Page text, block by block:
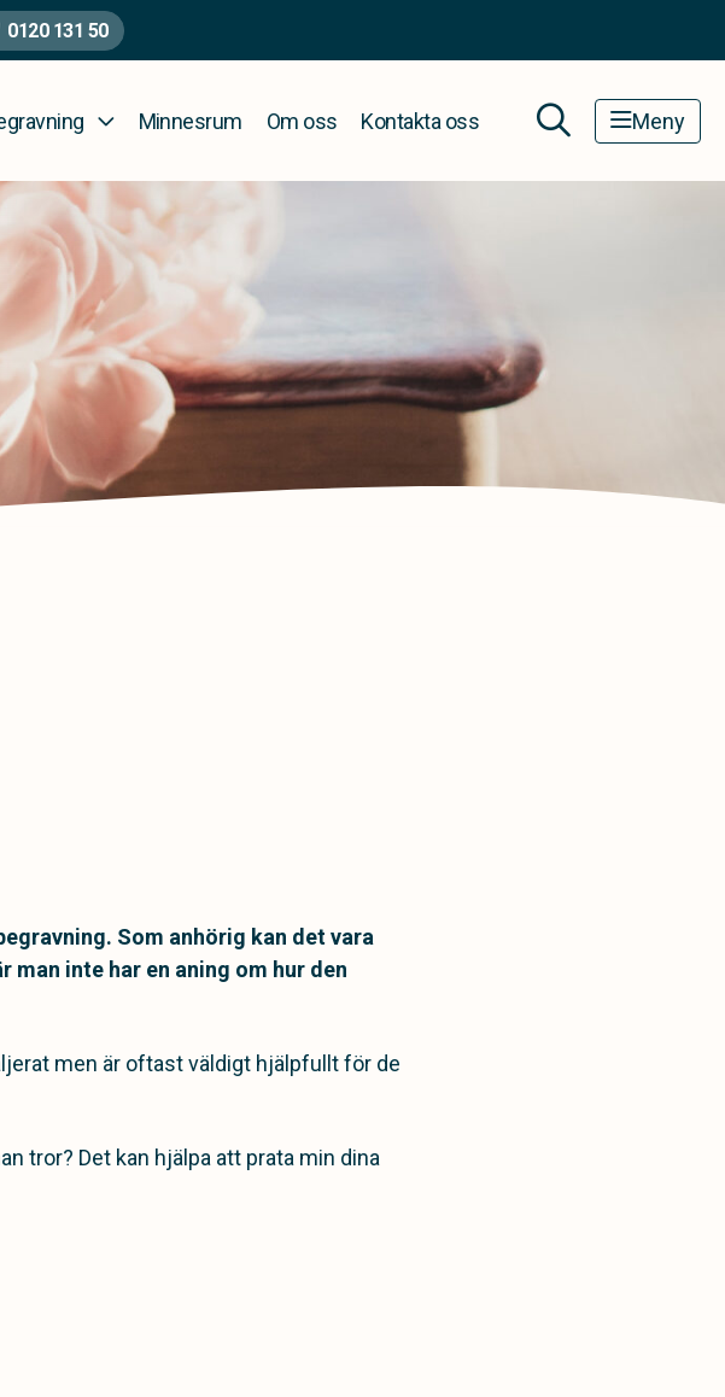
0120 131 50
Minnesrum Om oss Kontakta oss Meny
Som anhörig kan det vara
man inte har en aning om hur den
men är oftast väldigt hjälpfullt för de
tror? Det kan hjälpa att prata min dina